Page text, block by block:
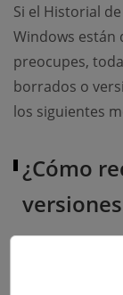
Si el Historial
Windows están
preocupes,
borrados o
los siguientes
¿Cómo
las versiones